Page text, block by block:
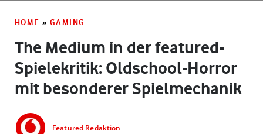
HOME » GAMING
The Medium in der featured-
Spielekritik: Oldschool-Horror
mit besonderer Spielmechanik
Featured Redaktion